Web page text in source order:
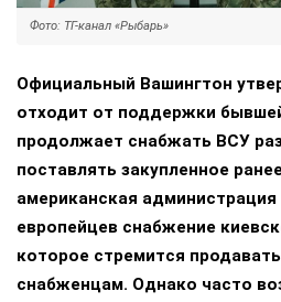
Фото: ТГ-канал «Рыбарь»
Официальный Вашингтон
отходит от поддержки
продолжает снабжать ВСУ
поставлять закупленное
американская
европейцев снабжение
которое стремится
снабженцам. Однако часто